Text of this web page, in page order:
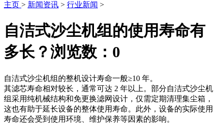
主页 > 新闻资讯 > 行业新闻 >
自洁式沙尘机组的使用寿命有
多长？浏览数： 0
自洁式沙尘机组的整机设计寿命一般≥10 年。
其滤芯寿命相对较长，通常可达 2 年以上。部分自洁式沙尘机
组采用纯机械结构和免更换滤网设计，仅需定期清理集尘箱，
这也有助于延长设备的整体使用寿命。此外，设备的实际使用
寿命还会受到使用环境、维护保养等因素的影响。